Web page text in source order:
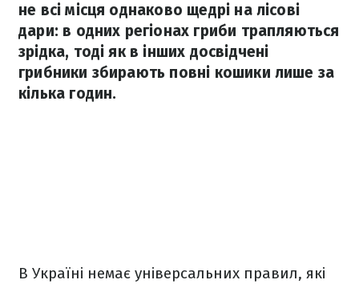
не всі місця однаково щедрі на лісові
дари: в одних регіонах гриби трапляються
зрідка, тоді як в інших досвідчені
грибники збирають повні кошики лише за
кілька годин.
В Україні немає універсальних правил, які